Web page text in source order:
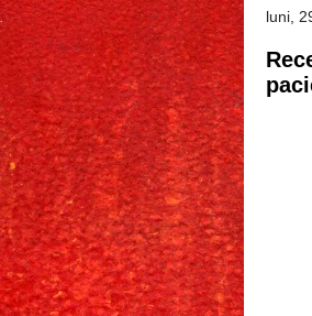
luni,